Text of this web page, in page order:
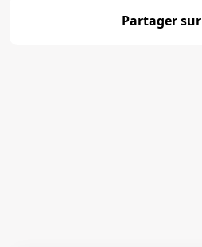
Partager sur